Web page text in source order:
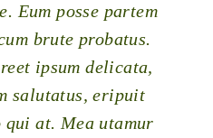
Eum posse partem
brute probatus.
ipsum delicata,
salutatus, eripuit
qui at. Mea utamur